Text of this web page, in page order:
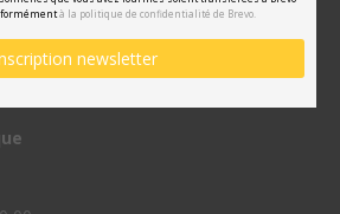
à la politique de confidentialité de Brevo.